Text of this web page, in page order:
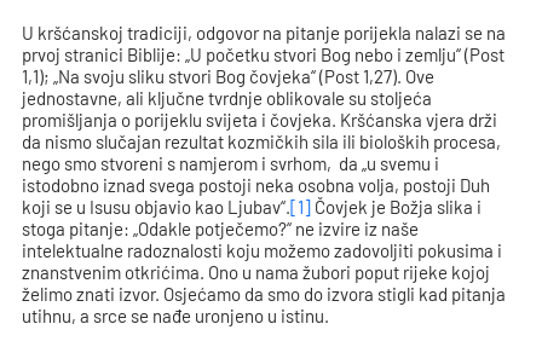
U kršćanskoj tradiciji, odgovor na pitanje porijekla nalazi se na
prvoj stranici Biblije: „U početku stvori Bog nebo i zemlju“ (Post
1,1); „Na svoju sliku stvori Bog čovjeka“ (Post 1,27). Ove
jednostavne, ali ključne tvrdnje oblikovale su stoljeća
promišljanja o porijeklu svijeta i čovjeka. Kršćanska vjera drži
da nismo slučajan rezultat kozmičkih sila ili bioloških procesa,
nego smo stvoreni s namjerom i svrhom, da „u svemu i
istodobno iznad svega postoji neka osobna volja, postoji Duh
koji se u Isusu objavio kao Ljubav“.[1] Čovjek je Božja slika i
stoga pitanje: „Odakle potječemo?“ ne izvire iz naše
intelektualne radoznalosti koju možemo zadovoljiti pokusima i
znanstvenim otkrićima. Ono u nama žubori poput rijeke kojoj
želimo znati izvor. Osjećamo da smo do izvora stigli kad pitanja
utihnu, a srce se nađe uronjeno u istinu.